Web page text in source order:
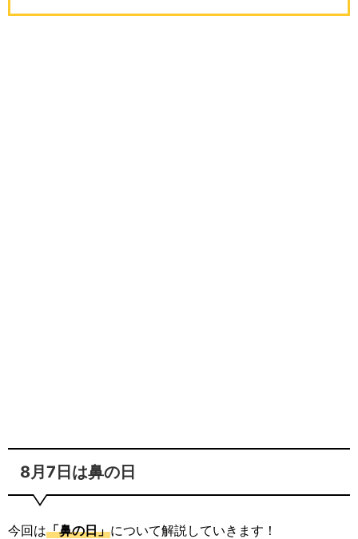
8月7日は鼻の日
今回は「鼻の日」について解説していきます！